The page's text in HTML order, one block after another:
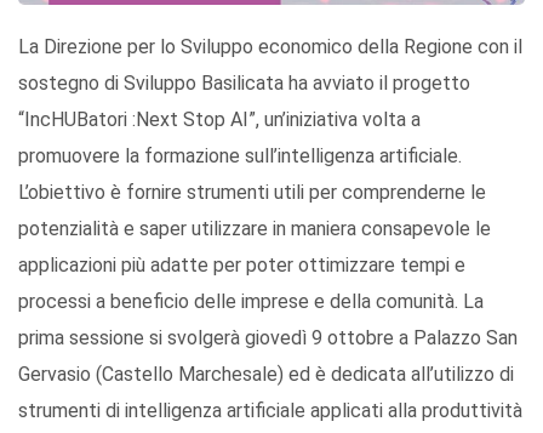
La Direzione per lo Sviluppo economico della Regione con il
sostegno di Sviluppo Basilicata ha avviato il progetto
“IncHUBatori :Next Stop AI”, un’iniziativa volta a
promuovere la formazione sull’intelligenza artificiale.
L’obiettivo è fornire strumenti utili per comprenderne le
potenzialità e saper utilizzare in maniera consapevole le
applicazioni più adatte per poter ottimizzare tempi e
processi a beneficio delle imprese e della comunità. La
prima sessione si svolgerà giovedì 9 ottobre a Palazzo San
Gervasio (Castello Marchesale) ed è dedicata all’utilizzo di
strumenti di intelligenza artificiale applicati alla produttività